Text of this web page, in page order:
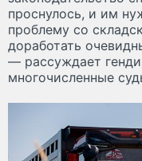
проснулось, и им
проблему со
доработать
— рассуждает
многочисленные